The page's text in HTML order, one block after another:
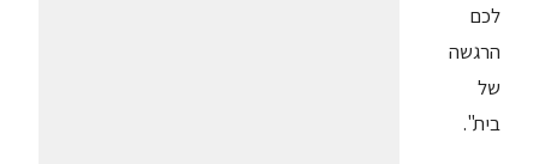
לכם
הרגשה
של
בית".